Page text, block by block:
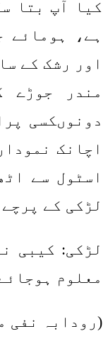
کیا آپ بتا
ہے، ہومائے
اور رشک کے
مندر جوڑے
دونوںکسی
اچانک
اسٹول سے
لڑکی کے
لڑکی: کیبی
معلوم
(رودابہ نفی